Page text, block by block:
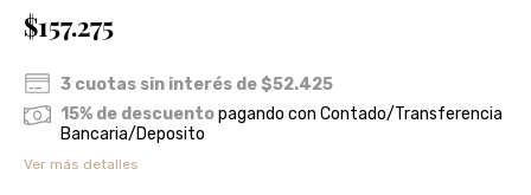
$157.275
3 cuotas sin interés de $52.425
15% de descuentopagando con Contado/Transferencia
Bancaria/Deposito
Ver más detalles